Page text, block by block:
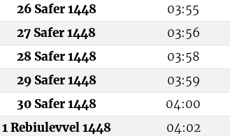
26 Safer 1448 03:55
27 Safer 1448 03:56
28 Safer 1448 03:58
29 Safer 1448 03:59
30 Safer 1448 04:00
1 Rebiulevvel 1448 04:02